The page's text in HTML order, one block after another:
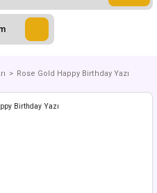
Rose Gold Happy Birthday Yazı